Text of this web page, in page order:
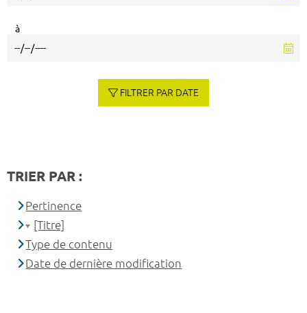
à
FILTRER PAR DATE
TRIER PAR :
Pertinence
[Titre]
Type de contenu
Date de dernière modification